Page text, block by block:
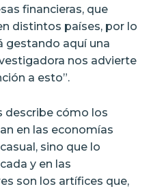
financieras, que
distintos países, por lo
gestando aquí una
nos advierte
a esto”.
describe cómo los
en las economías
sino que lo
y en las
son los artífices que,